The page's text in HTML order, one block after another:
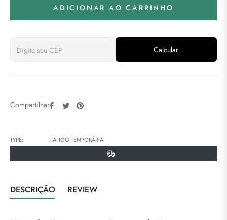
ADICIONAR AO CARRINHO
Calcular
Compartilhar:
Compartilhar
Tweetar
Pin
TYPE: TATTOO TEMPORÁRIA
DESCRIÇÃO REVIEW